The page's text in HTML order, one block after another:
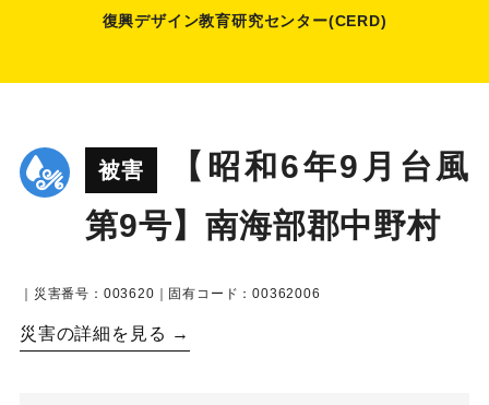
復興デザイン教育研究センター(CERD)
被害
【昭和6年9月台風
第9号】南海部郡中野村
｜災害番号：003620｜固有コード：00362006
災害の詳細を見る →